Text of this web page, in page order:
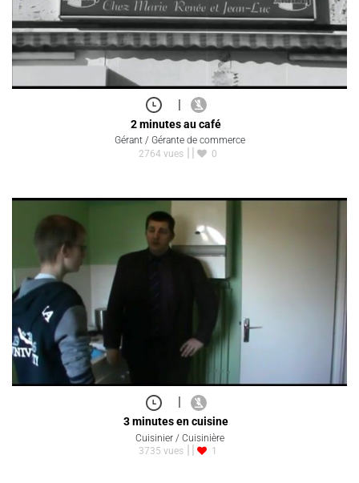
|
2 minutes au café
Gérant / Gérante de commerce
2764 vues
0
|
3 minutes en cuisine
Cuisinier / Cuisinière
3735 vues
1